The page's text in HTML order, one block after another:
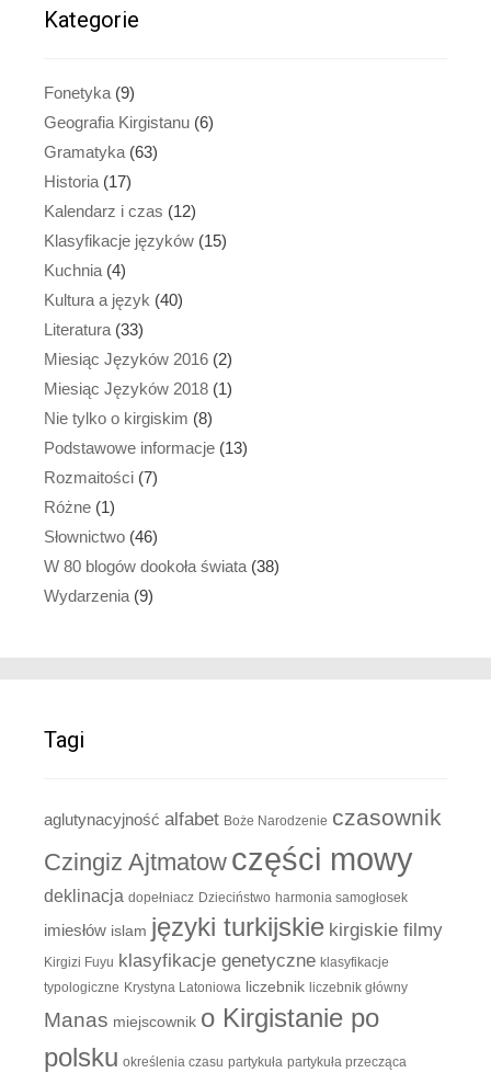
Kategorie
Fonetyka (9)
Geografia Kirgistanu (6)
Gramatyka (63)
Historia (17)
Kalendarz i czas (12)
Klasyfikacje języków (15)
Kuchnia (4)
Kultura a język (40)
Literatura (33)
Miesiąc Języków 2016 (2)
Miesiąc Języków 2018 (1)
Nie tylko o kirgiskim (8)
Podstawowe informacje (13)
Rozmaitości (7)
Różne (1)
Słownictwo (46)
W 80 blogów dookoła świata (38)
Wydarzenia (9)
Tagi
aglutynacyjność alfabet Boże Narodzenie czasownik
Czingiz Ajtmatow części mowy
deklinacja dopełniacz Dzieciństwo harmonia samogłosek
imiesłów islam języki turkijskie kirgiskie filmy
Kirgizi Fuyu klasyfikacje genetyczne klasyfikacje
typologiczne Krystyna Latoniowa liczebnik liczebnik główny
Manas miejscownik o Kirgistanie po
polsku określenia czasu partykuła partykuła przecząca